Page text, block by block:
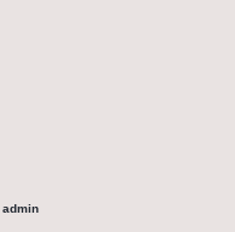
admin